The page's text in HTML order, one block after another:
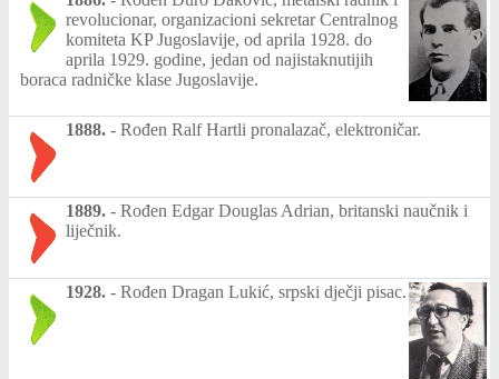
revolucionar, organizacioni sekretar Centralnog
komiteta KP Jugoslavije, od aprila 1928. do
aprila 1929. godine, jedan od najistaknutijih
boraca radničke klase Jugoslavije.
1888. - Rođen Ralf Hartli pronalazač, elektroničar.
1889. - Rođen Edgar Douglas Adrian, britanski naučnik i
liječnik.
1928. - Rođen Dragan Lukić, srpski dječji pisac.